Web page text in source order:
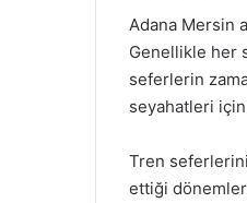
Adana Mersin
Genellikle her
seferlerin
seyahatleri
Tren
ettiği